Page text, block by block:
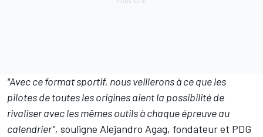
"Avec ce format sportif, nous veillerons à ce que les
pilotes de toutes les origines aient la possibilité de
rivaliser avec les mêmes outils à chaque épreuve au
calendrier", souligne Alejandro Agag, fondateur et PDG